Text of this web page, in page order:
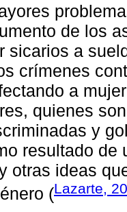
de los
sicarios a
crímenes
a
quienes
y
resultado de
otras ideas
(Lazarte,